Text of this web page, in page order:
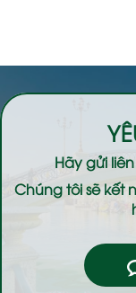
Hãy gửi
Chúng tôi sẽ kết